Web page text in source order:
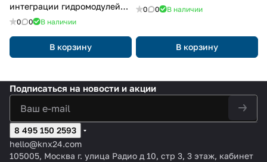
интеграции гидромодулей
Ecodan тепловых насосов
0 0 В наличии
В корзину
0 0 В наличии
В корзину
Подписаться на новости и акции
8 495 150 2593
hello@knx24.com
105005, Москва г. улица Радио д 10, стр 3, 3 этаж, кабинет